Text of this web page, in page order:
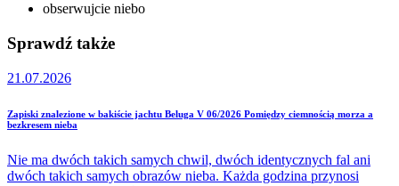
obserwujcie niebo
Sprawdź także
21.07.2026
Zapiski znalezione w bakiście jachtu Beluga V 06/2026 Pomiędzy ciemnością morza a
bezkresem nieba
Nie ma dwóch takich samych chwil, dwóch identycznych fal ani
dwóch takich samych obrazów nieba. Każda godzina przynosi